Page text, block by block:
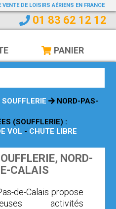
PAR RÉGION)
VENTE DE LOISIRS AÉRIENS EN FRANCE
01 83 62 12 12
PANIER
NORD-PAS-
(SOUFFLERIE) :
VOL - CHUTE LIBRE
NORD-
CALAIS
de-Calais propose
activités